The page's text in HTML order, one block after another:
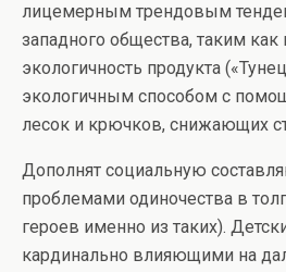
лицемерным трендовым
западного общества, таким
экологичность продукта
экологичным способом с
лесок и крючков, снижающих
Дополнят социальную
проблемами одиночества в
героев именно из таких).
кардинально влияющими на